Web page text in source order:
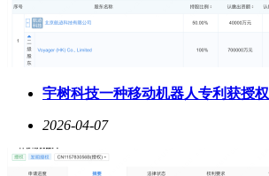
宇树科技一种移动机器人专利获授权
2026-04-07